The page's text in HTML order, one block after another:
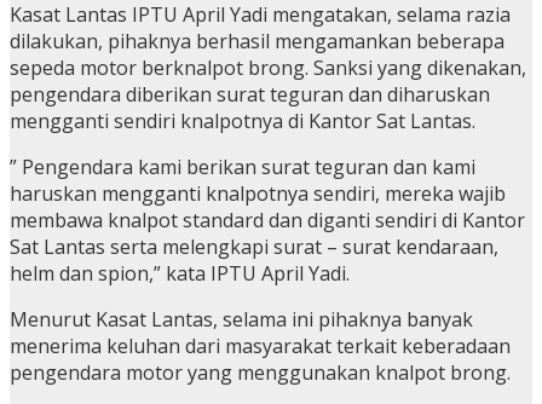
Kasat Lantas IPTU April Yadi mengatakan, selama razia
dilakukan, pihaknya berhasil mengamankan beberapa
sepeda motor berknalpot brong. Sanksi yang dikenakan,
pengendara diberikan surat teguran dan diharuskan
mengganti sendiri knalpotnya di Kantor Sat Lantas.
” Pengendara kami berikan surat teguran dan kami
haruskan mengganti knalpotnya sendiri, mereka wajib
membawa knalpot standard dan diganti sendiri di Kantor
Sat Lantas serta melengkapi surat – surat kendaraan,
helm dan spion,” kata IPTU April Yadi.
Menurut Kasat Lantas, selama ini pihaknya banyak
menerima keluhan dari masyarakat terkait keberadaan
pengendara motor yang menggunakan knalpot brong.